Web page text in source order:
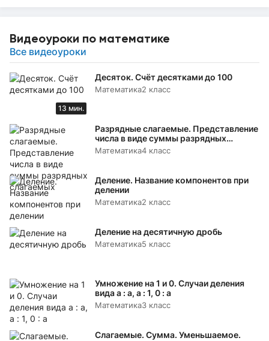
Видеоуроки по математике
Все видеоуроки
13 мин.
Десяток. Счёт десятками до 100
Математика2 класс
Разрядные слагаемые. Представление
числа в виде суммы разрядных
слагаемых
Математика4 класс
Деление. Название компонентов при
делении
Математика2 класс
Деление на десятичную дробь
Математика5 класс
Умножение на 1 и 0. Случаи деления
вида а : а, а : 1, 0 : а
Математика3 класс
Слагаемые. Сумма. Уменьшаемое.